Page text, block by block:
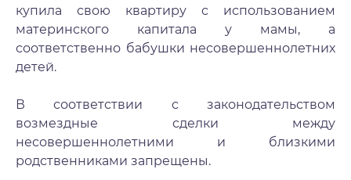
купила свою квартиру с использованием
материнского капитала у мамы, а
соответственно бабушки несовершеннолетних
детей.
В соответствии с законодательством
возмездные сделки между
несовершеннолетними и близкими
родственниками запрещены.